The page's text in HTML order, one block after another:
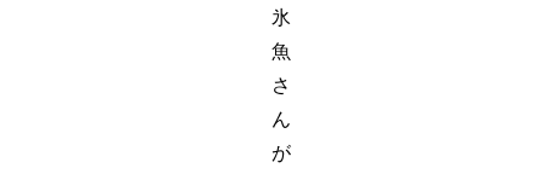
氷
魚
さ
ん
が